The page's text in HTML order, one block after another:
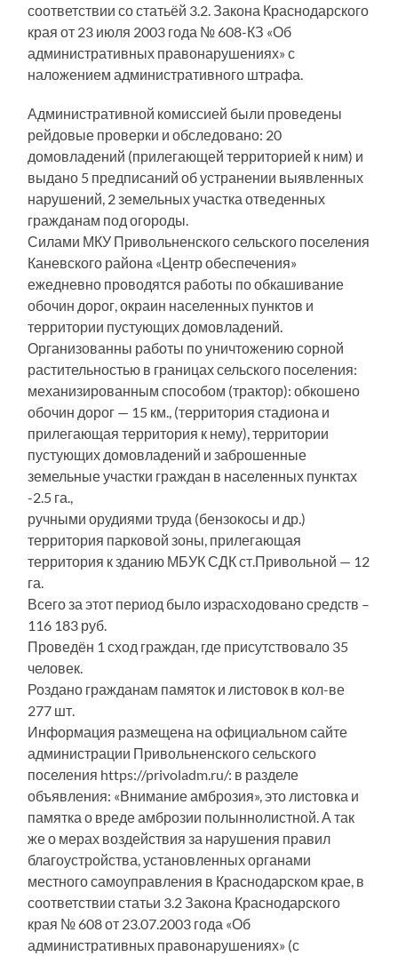
соответствии со статьёй 3.2. Закона Краснодарского
края от 23 июля 2003 года № 608-КЗ «Об
административных правонарушениях» с
наложением административного штрафа.
Административной комиссией были проведены
рейдовые проверки и обследовано: 20
домовладений (прилегающей территорией к ним) и
выдано 5 предписаний об устранении выявленных
нарушений, 2 земельных участка отведенных
гражданам под огороды.
Силами МКУ Привольненского сельского поселения
Каневского района «Центр обеспечения»
ежедневно проводятся работы по обкашивание
обочин дорог, окраин населенных пунктов и
территории пустующих домовладений.
Организованны работы по уничтожению сорной
растительностью в границах сельского поселения:
механизированным способом (трактор): обкошено
обочин дорог — 15 км., (территория стадиона и
прилегающая территория к нему), территории
пустующих домовладений и заброшенные
земельные участки граждан в населенных пунктах
-2.5 га.,
ручными орудиями труда (бензокосы и др.)
территория парковой зоны, прилегающая
территория к зданию МБУК СДК ст.Привольной — 12
га.
Всего за этот период было израсходовано средств –
116 183 руб.
Проведён 1 сход граждан, где присутствовало 35
человек.
Роздано гражданам памяток и листовок в кол-ве
277 шт.
Информация размещена на официальном сайте
администрации Привольненского сельского
поселения https://privoladm.ru/: в разделе
объявления: «Внимание амброзия», это листовка и
памятка о вреде амброзии полыннолистной. А так
же о мерах воздействия за нарушения правил
благоустройства, установленных органами
местного самоуправления в Краснодарском крае, в
соответствии статьи 3.2 Закона Краснодарского
края № 608 от 23.07.2003 года «Об
административных правонарушениях» (с